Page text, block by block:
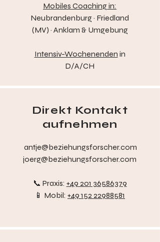
Mobiles Coaching in:
Neubrandenburg · Friedland
(MV) · Anklam & Umgebung
Intensiv-Wochenenden in
D/A/CH
Direkt Kontakt
aufnehmen
antje@beziehungsforscher.com
joerg@beziehungsforscher.com
📞 Praxis: +49 201 36586379
📱 Mobil: +49 152 22988581